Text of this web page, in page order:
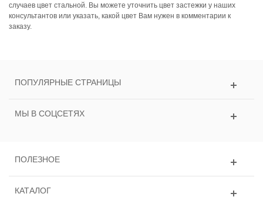
случаев цвет стальной. Вы можете уточнить цвет застежки у наших
консультантов или указать, какой цвет Вам нужен в комментарии к
заказу.
ПОПУЛЯРНЫЕ СТРАНИЦЫ
МЫ В СОЦСЕТЯХ
ПОЛЕЗНОЕ
КАТАЛОГ